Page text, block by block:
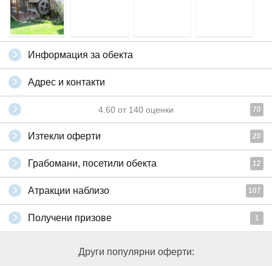
Информация за обекта
Адрес и контакти
4.60 от 140 оценки 70
Изтекли оферти 20
Грабомани, посетили обекта 12
Атракции наблизо 107
Получени призове 1
Други популярни оферти: